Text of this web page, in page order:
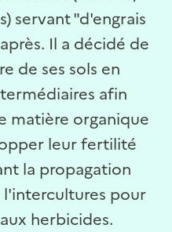
servant "d'engrais
Il a décidé de
de ses sols en
afin
matière organique
leur fertilité
la propagation
l'intercultures pour
herbicides.